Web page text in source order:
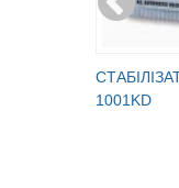
1001KD